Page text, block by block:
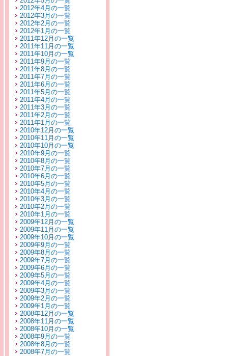
2012年4月の一覧
2012年3月の一覧
2012年2月の一覧
2012年1月の一覧
2011年12月の一覧
2011年11月の一覧
2011年10月の一覧
2011年9月の一覧
2011年8月の一覧
2011年7月の一覧
2011年6月の一覧
2011年5月の一覧
2011年4月の一覧
2011年3月の一覧
2011年2月の一覧
2011年1月の一覧
2010年12月の一覧
2010年11月の一覧
2010年10月の一覧
2010年9月の一覧
2010年8月の一覧
2010年7月の一覧
2010年6月の一覧
2010年5月の一覧
2010年4月の一覧
2010年3月の一覧
2010年2月の一覧
2010年1月の一覧
2009年12月の一覧
2009年11月の一覧
2009年10月の一覧
2009年9月の一覧
2009年8月の一覧
2009年7月の一覧
2009年6月の一覧
2009年5月の一覧
2009年4月の一覧
2009年3月の一覧
2009年2月の一覧
2009年1月の一覧
2008年12月の一覧
2008年11月の一覧
2008年10月の一覧
2008年9月の一覧
2008年8月の一覧
2008年7月の一覧